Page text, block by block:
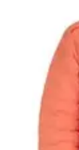
Accesorios
Estilo Para